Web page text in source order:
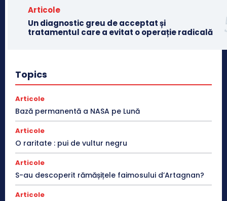
Articole
Un diagnostic greu de acceptat și
tratamentul care a evitat o operație radicală
Topics
Articole
Bază permanentă a NASA pe Lună
Articole
O raritate : pui de vultur negru
Articole
S-au descoperit rămășițele faimosului d’Artagnan?
Articole